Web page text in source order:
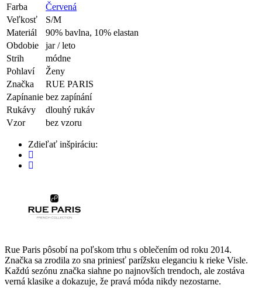
Farba
Červená
Veľkosť
S/M
Materiál
90% bavlna, 10% elastan
Obdobie
jar / leto
Strih
módne
Pohlaví
Ženy
Značka
RUE PARIS
Zapínanie bez zapínání
Rukávy
dlouhý rukáv
Vzor
bez vzoru
Zdieľať inšpiráciu:
Rue Paris pôsobí na poľskom trhu s oblečením od roku 2014.
Značka sa zrodila zo sna priniesť parížsku eleganciu k rieke Visle.
Každú sezónu značka siahne po najnovších trendoch, ale zostáva
verná klasike a dokazuje, že pravá móda nikdy nezostarne.